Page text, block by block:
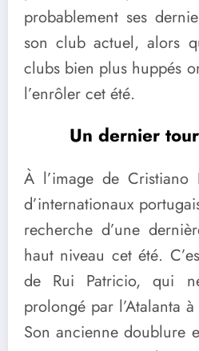
probablement ses
son club actuel, alors
clubs bien plus huppés
l’enrôler cet été.
Un dernier
À l’image de Cristiano
d’internationaux
recherche d’une
haut niveau cet été.
de Rui Patricio, qui
prolongé par l’Atalanta
Son ancienne doublure